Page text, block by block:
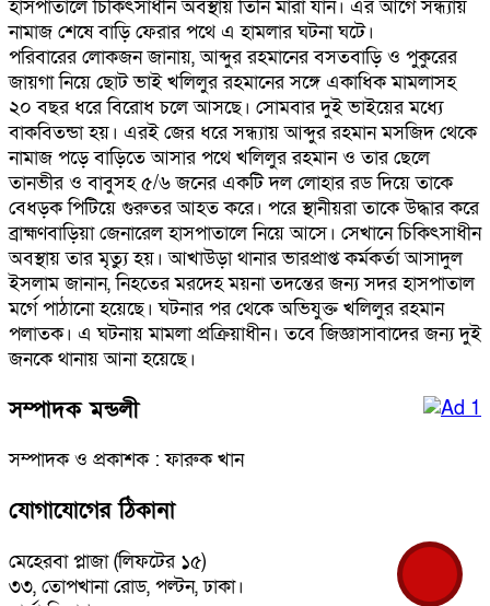
হাসপাতালে চিকিৎসাধীন অবস্থায় তিনি মারা যান। এর আগে সন্ধ্যায়
নামাজ শেষে বাড়ি ফেরার পথে এ হামলার ঘটনা ঘটে।
পরিবারের লোকজন জানায়, আব্দুর রহমানের বসতবাড়ি ও পুকুরের
জায়গা নিয়ে ছোট ভাই খলিলুর রহমানের সঙ্গে একাধিক মামলাসহ
২০ বছর ধরে বিরোধ চলে আসছে। সোমবার দুই ভাইয়ের মধ্যে
বাকবিতন্ডা হয়। এরই জের ধরে সন্ধ্যায় আব্দুর রহমান মসজিদ থেকে
নামাজ পড়ে বাড়িতে আসার পথে খলিলুর রহমান ও তার ছেলে
তানভীর ও বাবুসহ ৫/৬ জনের একটি দল লোহার রড দিয়ে তাকে
বেধড়ক পিটিয়ে গুরুতর আহত করে। পরে স্থানীয়রা তাকে উদ্ধার করে
ব্রাহ্মণবাড়িয়া জেনারেল হাসপাতালে নিয়ে আসে। সেখানে চিকিৎসাধীন
অবস্থায় তার মৃত্যু হয়। আখাউড়া থানার ভারপ্রাপ্ত কর্মকর্তা আসাদুল
ইসলাম জানান, নিহতের মরদেহ ময়না তদন্তের জন্য সদর হাসপাতাল
মর্গে পাঠানো হয়েছে। ঘটনার পর থেকে অভিযুক্ত খলিলুর রহমান
পলাতক। এ ঘটনায় মামলা প্রক্রিয়াধীন। তবে জিজ্ঞাসাবাদের জন্য দুই
জনকে থানায় আনা হয়েছে।
সম্পাদক মন্ডলী
সম্পাদক ও প্রকাশক : ফারুক খান
যোগাযোগের ঠিকানা
মেহেরবা প্লাজা (লিফটের ১৫)
৩৩, তোপখানা রোড, পল্টন, ঢাকা।